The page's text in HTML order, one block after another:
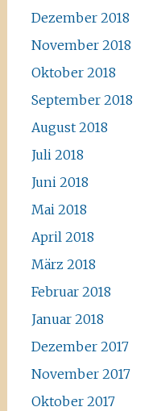
Dezember 2018
November 2018
Oktober 2018
September 2018
August 2018
Juli 2018
Juni 2018
Mai 2018
April 2018
März 2018
Februar 2018
Januar 2018
Dezember 2017
November 2017
Oktober 2017